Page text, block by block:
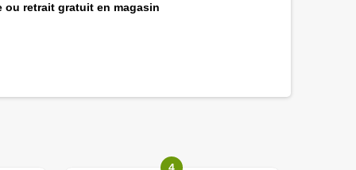
ou retrait gratuit en magasin